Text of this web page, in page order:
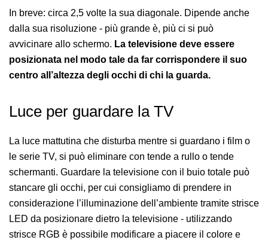
In breve: circa 2,5 volte la sua diagonale. Dipende anche
dalla sua risoluzione - più grande è, più ci si può
avvicinare allo schermo. La televisione deve essere
posizionata nel modo tale da far corrispondere il suo
centro all’altezza degli occhi di chi la guarda.
Luce per guardare la TV
La luce mattutina che disturba mentre si guardano i film o
le serie TV, si può eliminare con tende a rullo o tende
schermanti. Guardare la televisione con il buio totale può
stancare gli occhi, per cui consigliamo di prendere in
considerazione l’illuminazione dell’ambiente tramite strisce
LED da posizionare dietro la televisione - utilizzando
strisce RGB è possibile modificare a piacere il colore e